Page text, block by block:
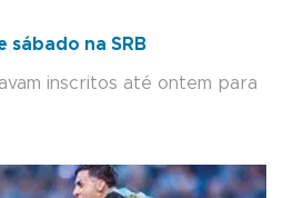
sábado na SRB
inscritos até ontem para